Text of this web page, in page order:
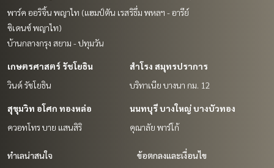
พาร์ค ออริจิ้น พญาไท (แฮมป์ตัน เรส
ซิเดนซ์ พญาไท)
บ้านกลางกรุง สยาม - ปทุมวัน
ริธึ่ม พหลฯ - อารีย์
เกษตรศาสตร์ รัชโยธิน
วินด์ รัชโยธิน
สำโรง สมุทรปราการ
บริทาเนีย บางนา กม. 12
สุขุมวิท อโศก ทองหล่อ
ควอทโทร บาย แสนสิริ
นนทบุรี บางใหญ่ บางบัวทอง
คุณาลัย พาร์โก้
ทำเลน่าสนใจ
ข้อตกลงและเงื่อนไข